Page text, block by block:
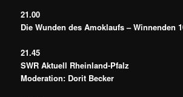
21.00
Die Wunden des Amoklaufs – Winnenden
21.45
SWR Aktuell Rheinland-Pfalz
Moderation: Dorit Becker